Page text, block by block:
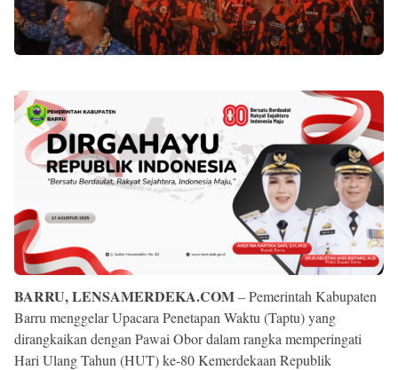
BARRU, LENSAMERDEKA.COM– Pemerintah Kabupaten
Barru menggelar Upacara Penetapan Waktu (Taptu) yang
dirangkaikan dengan Pawai Obor dalam rangka memperingati
Hari Ulang Tahun (HUT) ke-80 Kemerdekaan Republik